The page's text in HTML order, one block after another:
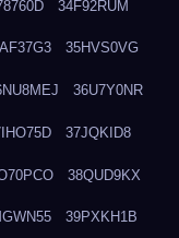
34F92RUM
35HVS0VG
36U7Y0NR
37JQKID8
38QUD9KX
39PXKH1B